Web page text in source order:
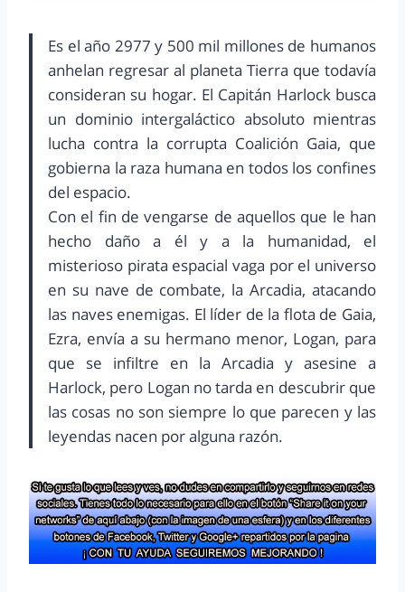
Es el año 2977 y 500 mil millones de humanos
anhelan regresar al planeta Tierra que todavía
consideran su hogar. El Capitán Harlock busca
un dominio intergaláctico absoluto mientras
lucha contra la corrupta Coalición Gaia, que
gobierna la raza humana en todos los confines
del espacio.
Con el fin de vengarse de aquellos que le han
hecho daño a él y a la humanidad, el
misterioso pirata espacial vaga por el universo
en su nave de combate, la Arcadia, atacando
las naves enemigas. El líder de la flota de Gaia,
Ezra, envía a su hermano menor, Logan, para
que se infiltre en la Arcadia y asesine a
Harlock, pero Logan no tarda en descubrir que
las cosas no son siempre lo que parecen y las
leyendas nacen por alguna razón.